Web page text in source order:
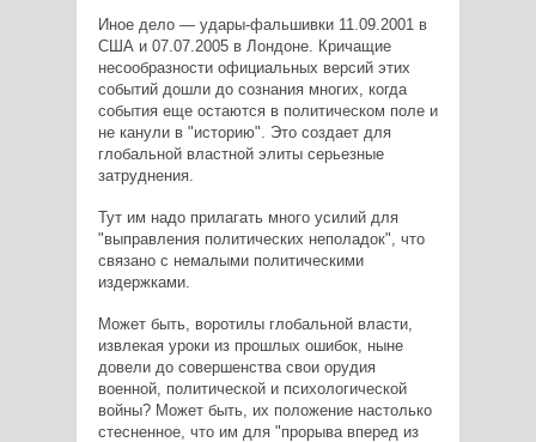
Иное дело — удары-фальшивки 11.09.2001 в
США и 07.07.2005 в Лондоне. Кричащие
несообразности официальных версий этих
событий дошли до сознания многих, когда
события еще остаются в политическом поле и
не канули в "историю". Это создает для
глобальной властной элиты серьезные
затруднения.
Тут им надо прилагать много усилий для
"выправления политических неполадок", что
связано с немалыми политическими
издержками.
Может быть, воротилы глобальной власти,
извлекая уроки из прошлых ошибок, ныне
довели до совершенства свои орудия
военной, политической и психологической
войны? Может быть, их положение настолько
стесненное, что им для "прорыва вперед из